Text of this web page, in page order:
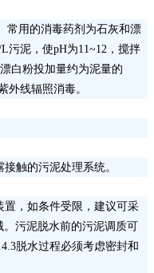
常用的消毒药剂为石灰和漂
污泥，使pH为11~12，搅拌
白粉投加量约为泥量的
外线辐照消毒。
触的污泥处理系统。
置，如条件受限，建议可采
污泥脱水前的污泥调质可
脱水过程必须考虑密封和